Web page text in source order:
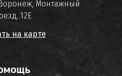
Воронеж, Монтажный
12Е
на карте